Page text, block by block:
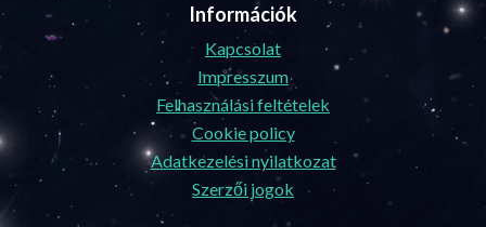
Információk
Kapcsolat
Impresszum
Felhasználási feltételek
Cookie policy
Adatkezelési nyilatkozat
Szerzői jogok